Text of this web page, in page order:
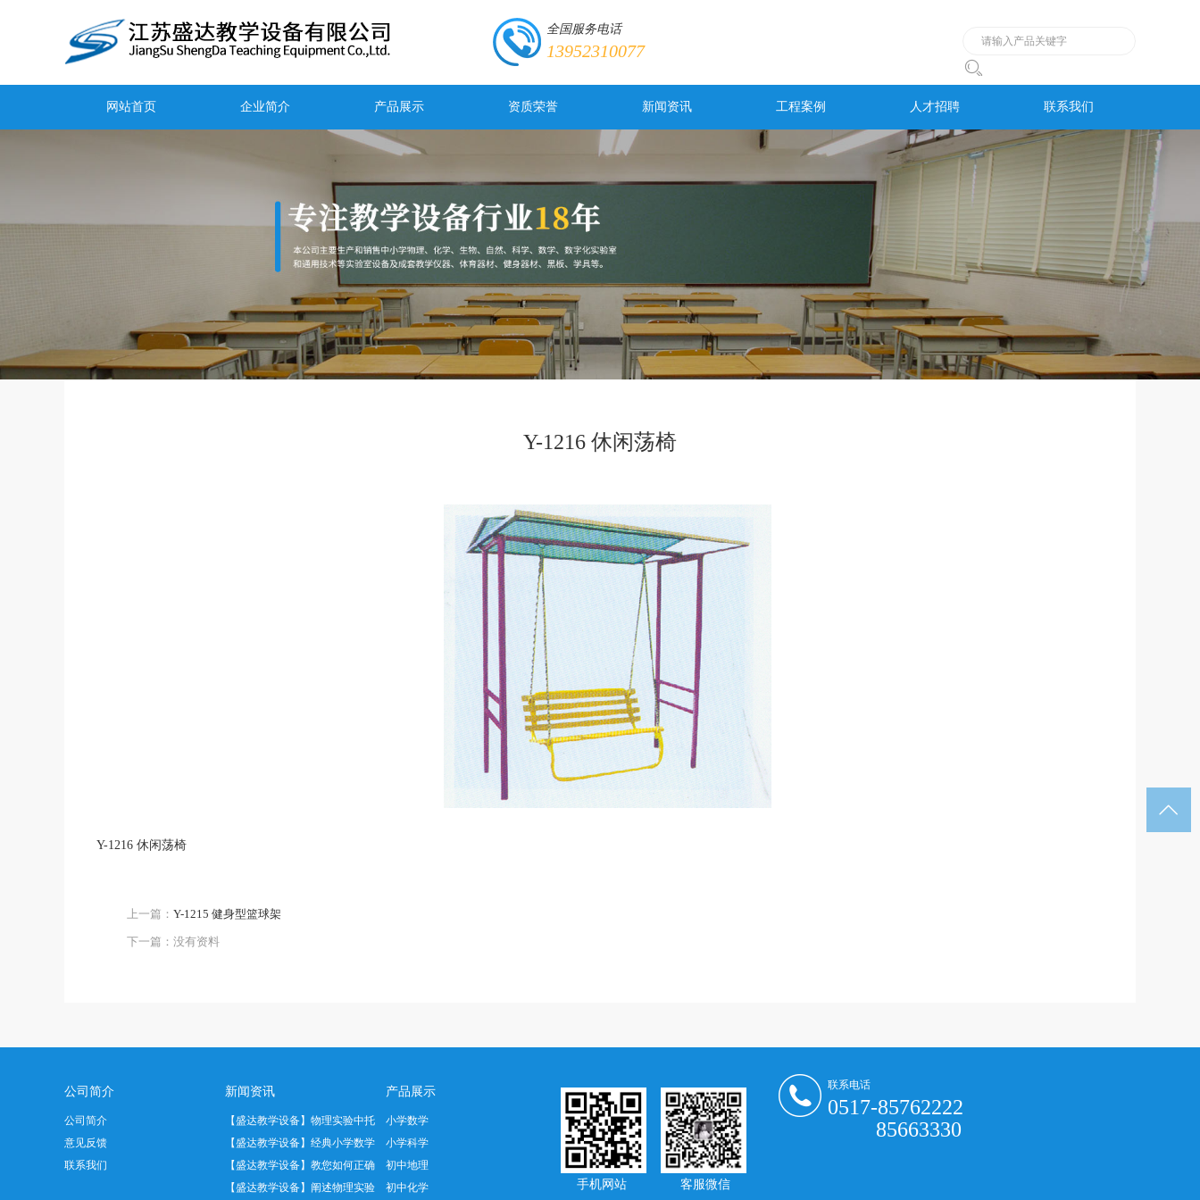
全国服务电话
13952310077

网站首页 企业简介 产品展示 资质荣誉 新闻资讯 工程案例 人才招聘 联系我们
Y-1216 休闲荡椅
Y-1216 休闲荡椅
上一篇： Y-1215 健身型篮球架
下一篇：没有资料
公司简介
公司简介
意见反馈
联系我们
新闻资讯
【盛达教学设备】物理实验中托
盘天平正…
【盛达教学设备】经典小学数学
教具——…
【盛达教学设备】教您如何正确
使用温度…
【盛达教学设备】阐述物理实验
产品展示
小学数学
小学科学
初中地理
初中化学
手机网站 客服微信
联系电话
0517-85762222
85663330
